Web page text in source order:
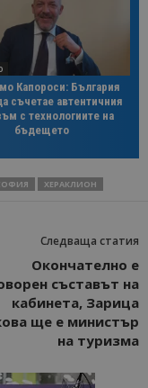
Капороси: България
съчетае автентичния
с технологиите на
бъдещето
ХЕРАКЛИОН
Следваща статия
Окончателно е
съставът на
кабинета, Зарица
ще е министър
на туризма